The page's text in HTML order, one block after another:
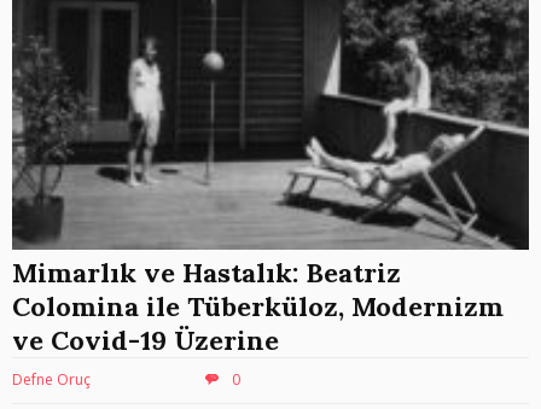
Mimarlık ve Hastalık: Beatriz
Colomina ile Tüberküloz, Modernizm
ve Covid-19 Üzerine
Defne Oruç 0